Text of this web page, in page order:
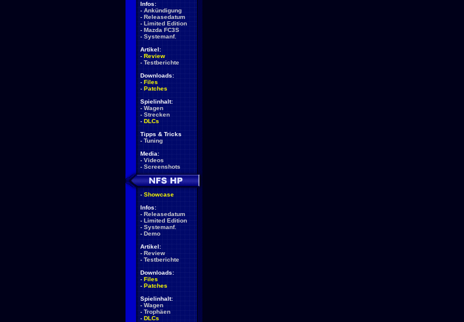
Infos:
- Ankündigung
- Releasedatum
- Limited Edition
- Mazda FC3S
- Systemanf.
Artikel:
- Review
- Testberichte
Downloads:
- Files
- Patches
Spielinhalt:
- Wagen
- Strecken
- DLCs
Tipps & Tricks
- Tuning
Media:
- Videos
- Screenshots
- Showcase
Infos:
- Releasedatum
- Limited Edition
- Systemanf.
- Demo
Artikel:
- Review
- Testberichte
Downloads:
- Files
- Patches
Spielinhalt:
- Wagen
- Trophäen
- DLCs